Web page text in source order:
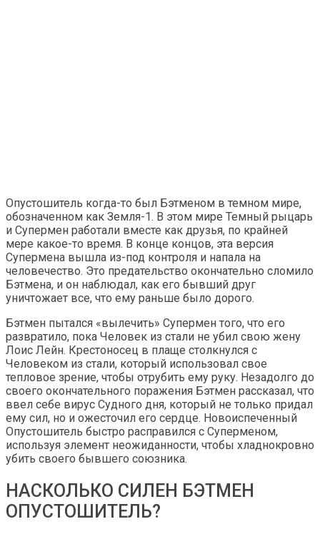
Опустошитель когда-то был Бэтменом в темном мире,
обозначенном как Земля-1. В этом мире Темный рыцарь
и Супермен работали вместе как друзья, по крайней
мере какое-то время. В конце концов, эта версия
Супермена вышла из-под контроля и напала на
человечество. Это предательство окончательно сломило
Бэтмена, и он наблюдал, как его бывший друг
уничтожает все, что ему раньше было дорого.
Бэтмен пытался «вылечить» Супермен того, что его
развратило, пока Человек из стали не убил свою жену
Лоис Лейн. Крестоносец в плаще столкнулся с
Человеком из стали, который использовал свое
тепловое зрение, чтобы отрубить ему руку. Незадолго до
своего окончательного поражения Бэтмен рассказал, что
ввел себе вирус Судного дня, который не только придал
ему сил, но и ожесточил его сердце. Новоиспеченный
Опустошитель быстро расправился с Суперменом,
используя элемент неожиданности, чтобы хладнокровно
убить своего бывшего союзника.
НАСКОЛЬКО СИЛЕН БЭТМЕН
ОПУСТОШИТЕЛЬ?